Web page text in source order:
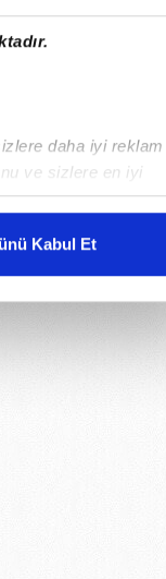
daha iyi reklam
ve sizlere en iyi
karşılamak
kullanılmaktadır. Bu
sunulması
yönelik
bilgi için Ayarlar
sitemizde ilgili
Kabul Et